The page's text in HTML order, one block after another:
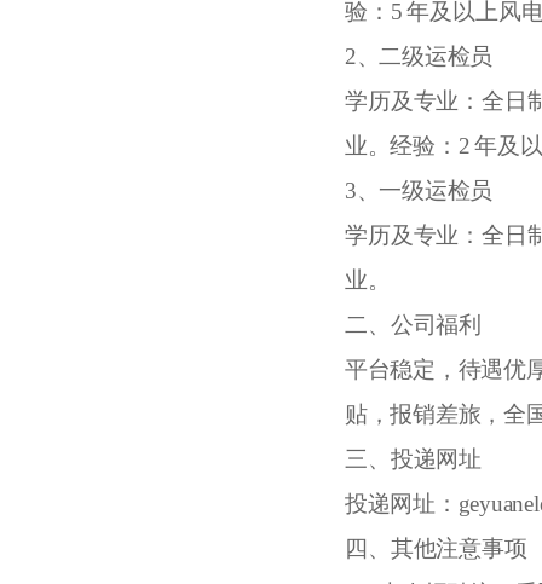
验： 5年及以上风
2、 二级运检员
学历及专业：全日
业。经验： 2年及
3、 一级运检员
学历及专业：全日
业。
二、 公司福利
平台稳定，待遇优
贴，报销差旅，全
三、 投递网址
投递网址：
四 、其他注意事项